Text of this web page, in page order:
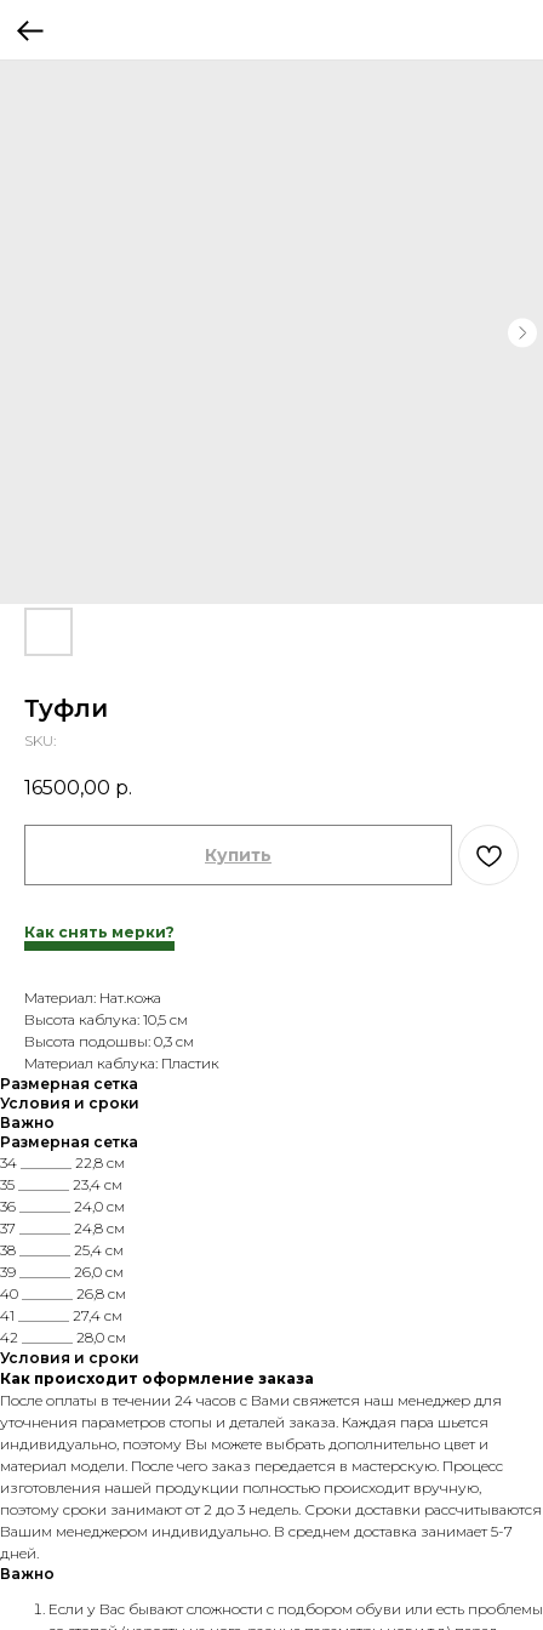
Туфли
SKU:
16500,00 р.
Купить
Как снять мерки?
Материал: Нат.кожа
Высота каблука: 10,5 см
Высота подошвы: 0,3 см
Материал каблука: Пластик
Размерная сетка
Условия и сроки
Важно
Размерная сетка
34 _______ 22,8 см
35 _______ 23,4 см
36 _______ 24,0 см
37 _______ 24,8 см
38 _______ 25,4 см
39 _______ 26,0 см
40 _______ 26,8 см
41 _______ 27,4 см
42 _______ 28,0 см
Условия и сроки
Как происходит оформление заказа
После оплаты в течении 24 часов с Вами свяжется наш менеджер для
уточнения параметров стопы и деталей заказа. Каждая пара шьется
индивидуально, поэтому Вы можете выбрать дополнительно цвет и
материал модели. После чего заказ передается в мастерскую. Процесс
изготовления нашей продукции полностью происходит вручную,
поэтому сроки занимают от 2 до 3 недель. Сроки доставки рассчитываются
Вашим менеджером индивидуально. В среднем доставка занимает 5-7
дней.
Важно
Если у Вас бывают сложности с подбором обуви или есть проблемы